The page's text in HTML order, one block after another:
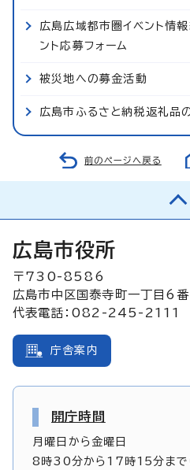
広島広域都市圏イベント情報
ント応募フォーム
被災地への募金活動
広島市ふるさと納税返礼品
前のページへ戻る
広島市役所
〒730-8586
広島市中区国泰寺町一丁目6
代表電話：082-245-2111
庁舎案内
開庁時間
月曜日から金曜日
8時30分から17時15分まで